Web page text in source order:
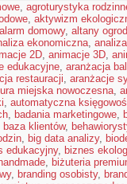
, agroturystyka
, aktywizm
alarm domowy, altany
ekonomiczna,
2D, animacje 3D,
edukacyjne, aranżacja
restauracji, aranżacje
miejska nowoczesna,
, automatyczna
, badania marketingowe,
baza klientów,
, big data analizy,
edukacyjny, biznes
, biżuteria
, branding osobisty,